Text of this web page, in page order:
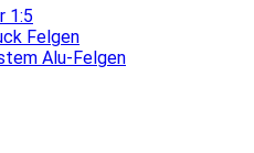
1:5
Felgen
Alu-Felgen